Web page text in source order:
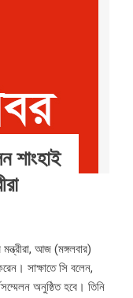
শাংহাই
আজ (মঙ্গলবার)
সাক্ষাতে সি বলেন,
অনুষ্ঠিত হবে। তিনি